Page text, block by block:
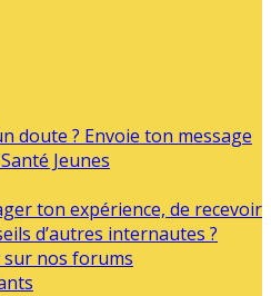
doute ? Envoie ton message
Jeunes
ton expérience, de recevoir
d’autres internautes ?
sur nos forums